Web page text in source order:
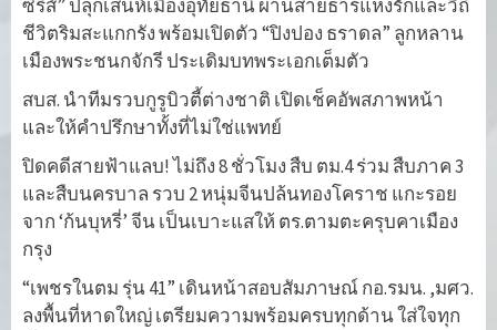
ซีรีส์” ปลุกเสน่ห์เมืองอุทัยธานี ผ่านสายธารแห่งรักและวิถี
ชีวิตริมสะแกกรัง พร้อมเปิดตัว “ปิงปอง ธราดล” ลูกหลาน
เมืองพระชนกจักรี ประเดิมบทพระเอกเต็มตัว
สบส. นำทีมรวบกูรูบิวตี้ต่างชาติ เปิดเช็คอัพสภาพหน้า
และให้คำปรึกษาทั้งที่ไม่ใช่แพทย์
ปิดคดีสายฟ้าแลบ! ไม่ถึง 8 ชั่วโมง สืบ ตม.4 ร่วม สืบภาค 3
และสืบนครบาล รวบ 2 หนุ่มจีนปล้นทองโคราช แกะรอย
จาก ‘ก้นบุหรี่’ จีน เป็นเบาะแสให้ ตร.ตามตะครุบคาเมือง
กรุง
“เพชรในตม รุ่น 41” เดินหน้าสอบสัมภาษณ์ กอ.รมน. ,มศว.
ลงพื้นที่หาดใหญ่ เตรียมความพร้อมครบทุกด้าน ใส่ใจทุก